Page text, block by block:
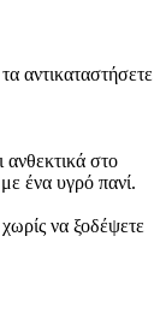
αντικαταστήσετε
ανθεκτικά στο
ένα υγρό πανί.
να ξοδέψετε